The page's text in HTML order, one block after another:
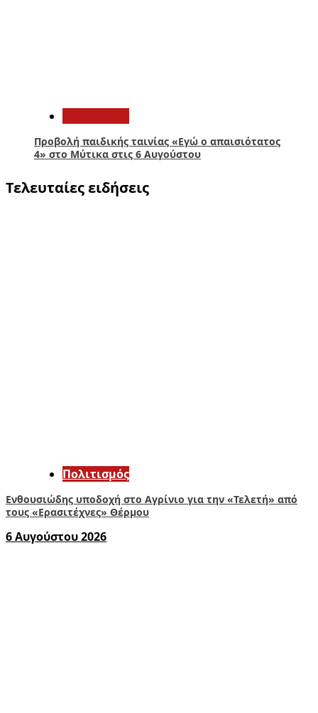
Προβολή παιδικής ταινίας «Εγώ ο απαισιότατος
4» στο Μύτικα στις 6 Αυγούστου
Τελευταίες ειδήσεις
Πολιτισμός
Ενθουσιώδης υποδοχή στο Αγρίνιο για την «Τελετή» από
τους «Ερασιτέχνες» Θέρμου
6 Αυγούστου 2026